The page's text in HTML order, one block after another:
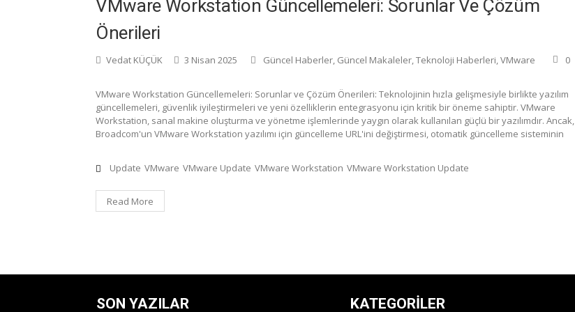
VMware Workstation Güncellemeleri: Sorunlar Ve Çözüm
Önerileri
Vedat KÜÇÜK 3 Nisan 2025 Güncel Haberler, Güncel Makaleler,Teknoloji Haberleri,VMware 0
VMware Workstation Güncellemeleri: Sorunlar ve Çözüm Önerileri: Teknolojinin hızla gelişmesiyle birlikte yazılım
güncellemeleri, güvenlik iyileştirmeleri ve yeni özelliklerin entegrasyonu için kritik bir öneme sahiptir. VMware
Workstation, sanal makine oluşturma ve yönetme işlemlerinde yaygın olarak kullanılan güçlü bir yazılımdır. Ancak,
Broadcom'un VMware Workstation yazılımı için güncelleme URL'ini değiştirmesi, otomatik güncelleme sisteminin
Update VMware VMware Update VMware Workstation VMware Workstation Update
Read More
SON YAZILAR KATEGORILER